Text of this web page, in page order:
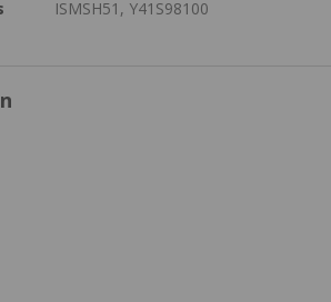
ISMSH51, Y41S98100